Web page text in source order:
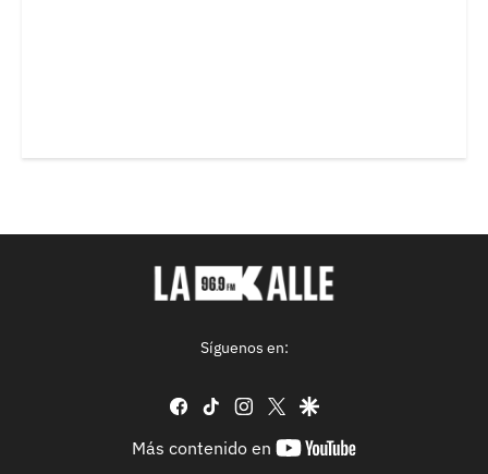
Síguenos en:
facebook
tiktok instagram
twittergoogle
Más contenido en
youtube-